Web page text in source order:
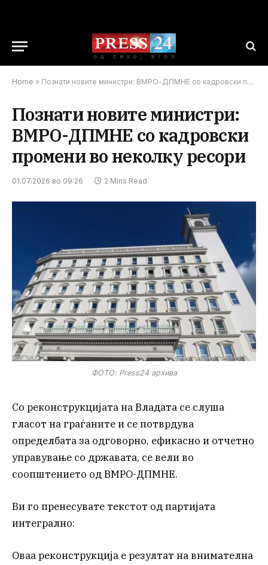
Home » Познати новите министри: ВМРО-ДПМНЕ со кадровски промени во неколку ресори
Познати новите министри:
ВМРО-ДПМНЕ со кадровски
промени во неколку ресори
01.07.2026 во 09:26 2 Mins Read
ФОТО: Press24 архива
Со реконструкцијата на Владата се слуша
гласот на граѓаните и се потврдува
определбата за одговорно, ефикасно и отчетно
управување со државата, се вели во
соопштението од ВМРО-ДПМНЕ.
Ви го пренесувате текстот од партијата
интегрално:
Оваа реконструкција е резултат на внимателна